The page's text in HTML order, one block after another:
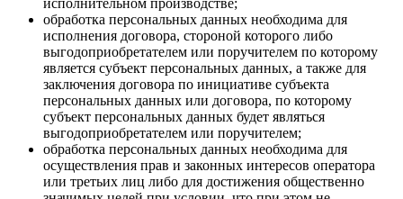
обработка персональных данных необходима для
исполнения договора, стороной которого либо
выгодоприобретателем или поручителем по которому
является субъект персональных данных, а также для
заключения договора по инициативе субъекта
персональных данных или договора, по которому
субъект персональных данных будет являться
выгодоприобретателем или поручителем;
обработка персональных данных необходима для
осуществления прав и законных интересов оператора
или третьих лиц либо для достижения общественно